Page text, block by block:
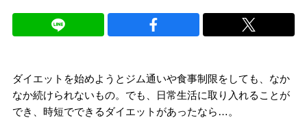
ダイエットを始めようとジム通いや食事制限をしても、なか
なか続けられないもの。でも、日常生活に取り入れることが
でき、時短でできるダイエットがあったなら…。